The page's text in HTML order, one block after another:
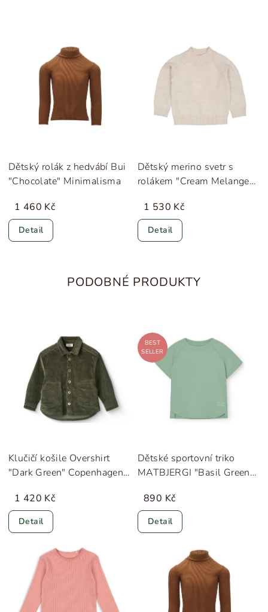
Dětský rolák z hedvábí Bui
"Chocolate" Minimalisma
1 460 Kč
Detail
Dětský merino svetr s
rolákem "Cream Melange"
1 530 Kč
Detail
PODOBNÉ PRODUKTY
Klučičí košile Overshirt
"Dark Green" Copenhagen
1 420 Kč
Detail
BEST
SELLER
Dětské sportovní triko
MATBJERGI "Basil Green"
890 Kč
Detail